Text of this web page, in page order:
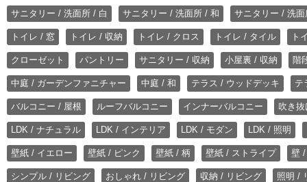
サニタリー / 洗面所 / 白 サニタリー / 洗面所 / 和 サニタリー / 洗
トイレ / 窓 トイレ / 収納 トイレ / クロス トイレ / タイル ト
クローゼット パントリー サニタリー / 収納 小屋裏 / 収納 階
中庭 / ガーデンファニチャー 中庭 / 和 テラス / ウッドデッキ テ
バルコニー / 屋根 ルーフバルコニー インナーバルコニー 吹き
LDK / ナチュラル LDK / インテリア LDK / モダン LDK / 照明
壁紙 / イエロー 壁紙 / ピンク 壁紙 / 柄 壁紙 / ストライプ 壁
シンプル / リビング おしゃれ / リビング 収納 / リビング 照明 /